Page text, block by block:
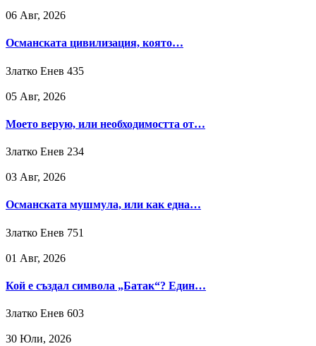
06 Авг, 2026
Османската цивилизация, която…
Златко Енев 435
05 Авг, 2026
Моето верую, или необходимостта от…
Златко Енев 234
03 Авг, 2026
Османската мушмула, или как една…
Златко Енев 751
01 Авг, 2026
Кой е създал символа „Батак“? Един…
Златко Енев 603
30 Юли, 2026